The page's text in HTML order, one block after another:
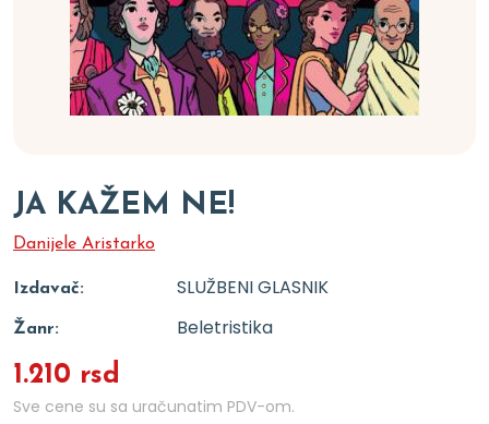
JA KAŽEM NE!
Danijele Aristarko
Izdavač: SLUŽBENI GLASNIK
Žanr: Beletristika
1.210 rsd
Sve cene su sa uračunatim PDV-om.